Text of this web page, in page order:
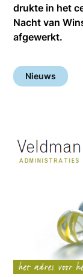
drukte in het
Nacht van
afgewerkt.
Nieuws